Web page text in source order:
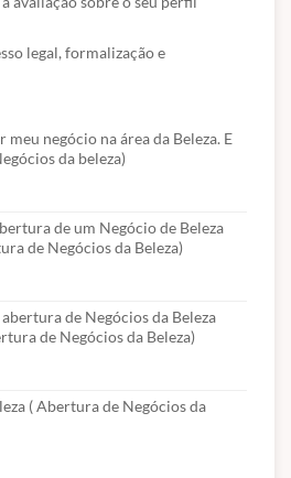
legal, formalização e
negócio na área da Beleza. E
da beleza)
de um Negócio de Beleza
de Negócios da Beleza)
de Negócios da Beleza
de Negócios da Beleza)
( Abertura de Negócios da